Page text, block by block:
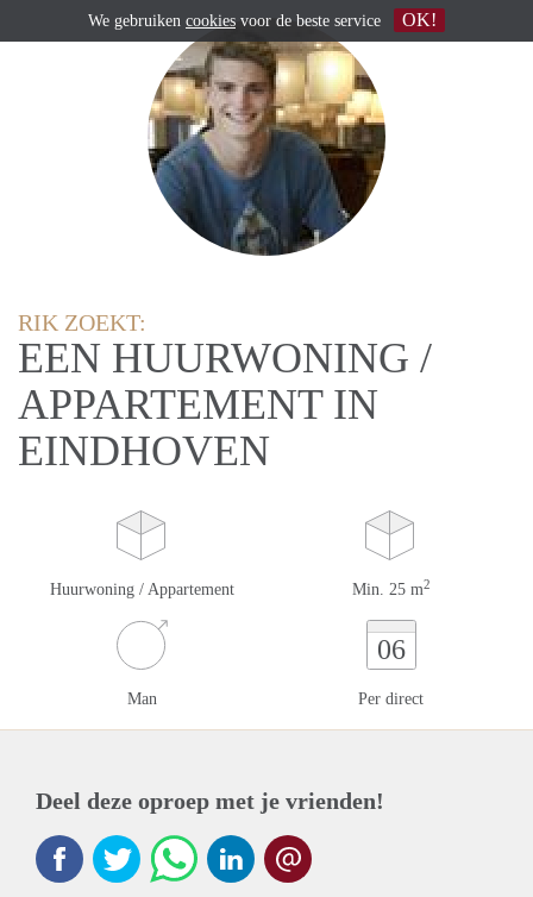
RIK ZOEKT:
EEN HUURWONING /
APPARTEMENT IN
EINDHOVEN
Huurwoning / Appartement Min. 25 m2
Man
06
Per direct
Deel deze oproep met je vrienden!
We gebruiken cookies voor de beste service OK!